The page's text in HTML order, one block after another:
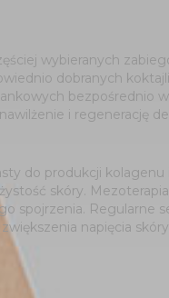
wybieranych
dobranych
bezpośrednio
i regenerację
do produkcji kolagenu
skóry.
spojrzenia. Regularne
napięcia